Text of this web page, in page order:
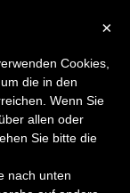
Benutzerkonto
×
Cookies,
die in den
Wenn Sie
allen oder
Sie bitte die
nach unten